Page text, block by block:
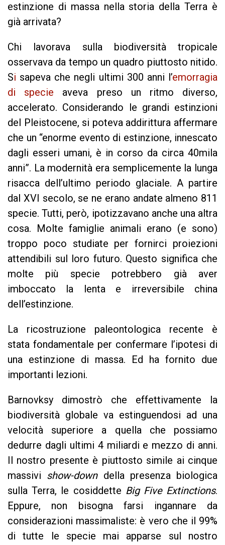
estinzione di massa nella storia della Terra è
già arrivata?
Chi lavorava sulla biodiversità tropicale
osservava da tempo un quadro piuttosto nitido.
Si sapeva che negli ultimi 300 anni l’emorragia
di specie aveva preso un ritmo diverso,
accelerato. Considerando le grandi estinzioni
del Pleistocene, si poteva addirittura affermare
che un “enorme evento di estinzione, innescato
dagli esseri umani, è in corso da circa 40mila
anni”. La modernità era semplicemente la lunga
risacca dell’ultimo periodo glaciale. A partire
dal XVI secolo, se ne erano andate almeno 811
specie. Tutti, però, ipotizzavano anche una altra
cosa. Molte famiglie animali erano (e sono)
troppo poco studiate per fornirci proiezioni
attendibili sul loro futuro. Questo significa che
molte più specie potrebbero già aver
imboccato la lenta e irreversibile china
dell’estinzione.
La ricostruzione paleontologica recente è
stata fondamentale per confermare l’ipotesi di
una estinzione di massa. Ed ha fornito due
importanti lezioni.
Barnovksy dimostrò che effettivamente la
biodiversità globale va estinguendosi ad una
velocità superiore a quella che possiamo
dedurre dagli ultimi 4 miliardi e mezzo di anni.
Il nostro presente è piuttosto simile ai cinque
massivi show-downdella presenza biologica
sulla Terra, le cosiddette Big Five Extinctions.
Eppure, non bisogna farsi ingannare da
considerazioni massimaliste: è vero che il 99%
di tutte le specie mai apparse sul nostro